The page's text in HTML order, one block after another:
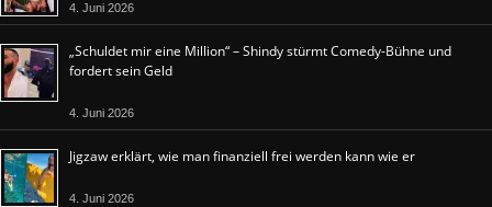
4. Juni 2026
„Schuldet mir eine Million“ – Shindy stürmt Comedy-Bühne und
fordert sein Geld
4. Juni 2026
Jigzaw erklärt, wie man finanziell frei werden kann wie er
4. Juni 2026